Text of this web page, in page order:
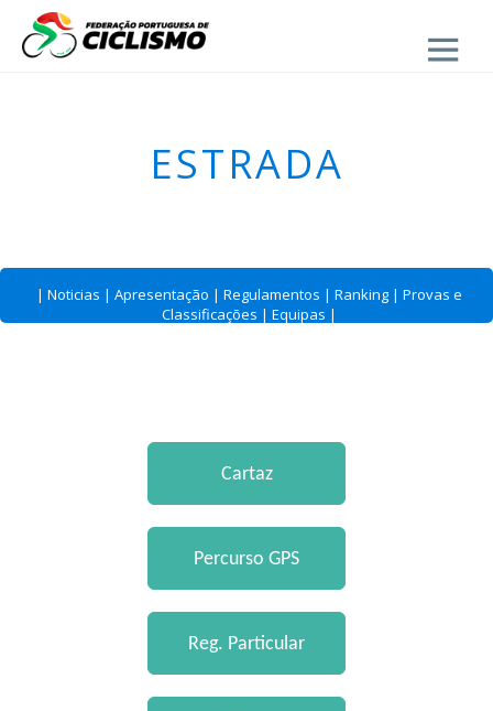
Close
ESTRADA
| Noticias | Apresentação | Regulamentos | Ranking | Provas e
Classificações | Equipas |